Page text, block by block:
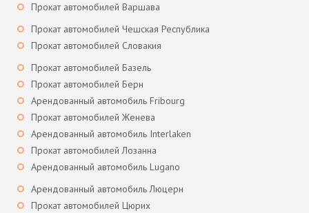
Прокат автомобилей Варшава
Прокат автомобилей Чешская Республика
Прокат автомобилей Словакия
Прокат автомобилей Базель
Прокат автомобилей Берн
Арендованный автомобиль Fribourg
Прокат автомобилей Женева
Арендованный автомобиль Interlaken
Прокат автомобилей Лозанна
Арендованный автомобиль Lugano
Арендованный автомобиль Люцерн
Прокат автомобилей Цюрих